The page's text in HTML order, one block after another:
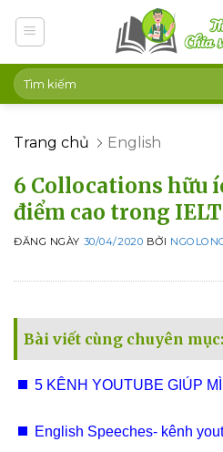
Trang chủ English
6 Collocations hữu
điểm cao trong
ĐĂNG NGÀY 30/04/2020 BỞI
Bài viết cùng chuyên mục:
5 KÊNH YOUTUBE GIÚP
English Speeches- kênh